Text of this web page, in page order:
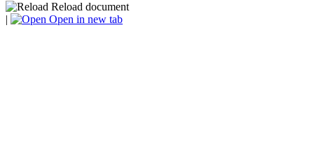
Reload document
|
Open in new tab